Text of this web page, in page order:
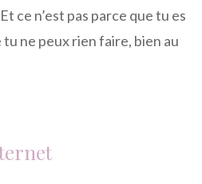
ce n’est pas parce que tu es
ne peux rien faire, bien au